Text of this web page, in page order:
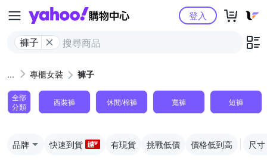
Yahoo購物中心
褲子
登入
專櫃女裝 褲子
全部
分類
西裝褲 休閒/棉褲 寬褲 短褲
品牌 快速到貨 有現貨 挑戰低價 價格低到高 尺寸